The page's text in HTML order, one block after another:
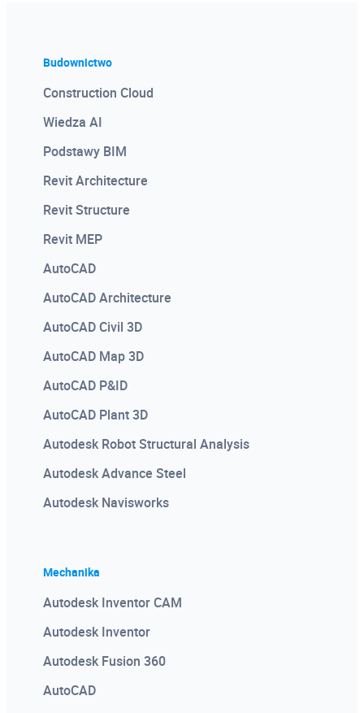
Budownictwo
Construction Cloud
Wiedza AI
Podstawy BIM
Revit Architecture
Revit Structure
Revit MEP
AutoCAD
AutoCAD Architecture
AutoCAD Civil 3D
AutoCAD Map 3D
AutoCAD P&ID
AutoCAD Plant 3D
Autodesk Robot Structural Analysis
Autodesk Advance Steel
Autodesk Navisworks
Mechanika
Autodesk Inventor CAM
Autodesk Inventor
Autodesk Fusion 360
AutoCAD